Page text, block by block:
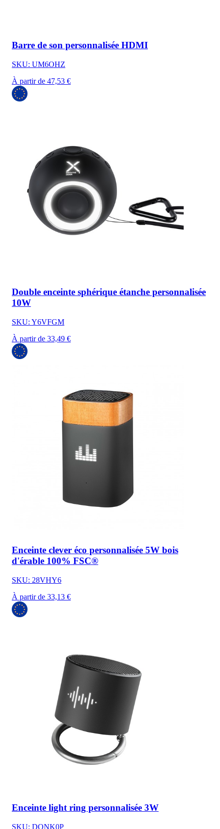
Barre de son personnalisée HDMI
SKU: UM6OHZ
À partir de 47,53 €
Double enceinte sphérique étanche personnalisée
10W
SKU: Y6VFGM
À partir de 33,49 €
Enceinte clever éco personnalisée 5W bois
d'érable 100% FSC®
SKU: 28VHY6
À partir de 33,13 €
Enceinte light ring personnalisée 3W
SKU: DQNK0P